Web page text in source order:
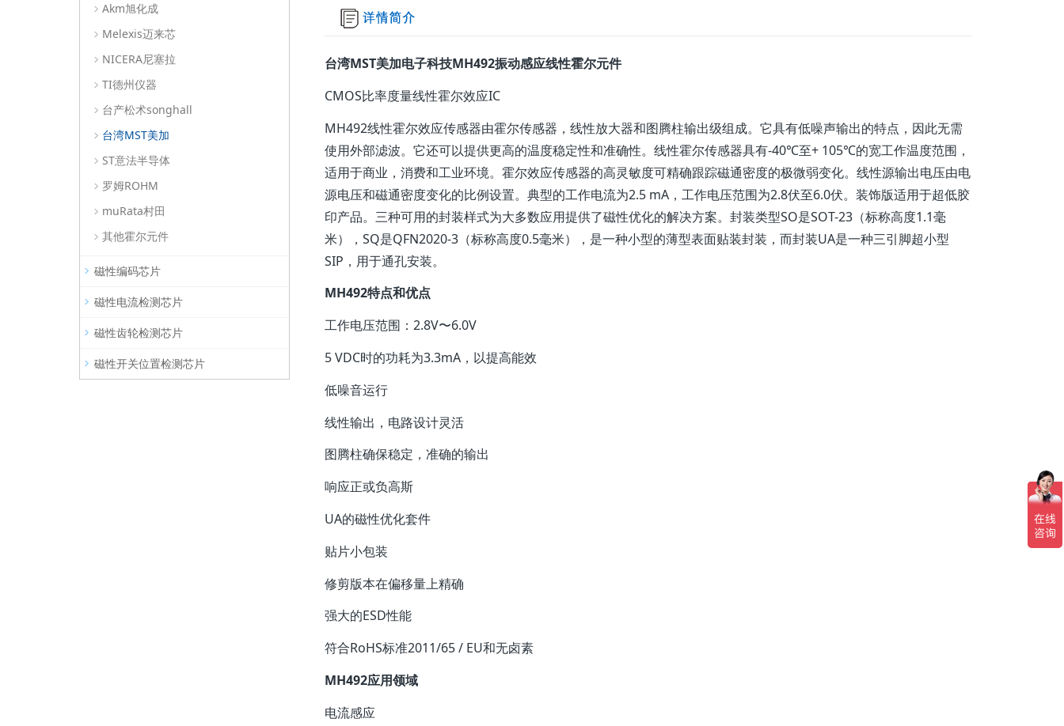
Akm旭化成
Melexis迈来芯
NICERA尼塞拉
TI德州仪器
台产松术songhall
台湾MST美加
ST意法半导体
罗姆ROHM
muRata村田
其他霍尔元件
磁性编码芯片
磁性电流检测芯片
磁性齿轮检测芯片
磁性开关位置检测芯片
台湾MST美加电子科技MH492振动感应线性霍尔元件
CMOS比率度量线性霍尔效应IC
MH492线性霍尔效应传感器由霍尔传感器，线性放大器和图腾柱输出级组成。它具有低噪声输出的特点，因此无需
使用外部滤波。它还可以提供更高的温度稳定性和准确性。线性霍尔传感器具有-40℃至+ 105℃的宽工作温度范围，
适用于商业，消费和工业环境。霍尔效应传感器的高灵敏度可精确跟踪磁通密度的极微弱变化。线性源输出电压由电
源电压和磁通密度变化的比例设置。典型的工作电流为2.5 mA，工作电压范围为2.8伏至6.0伏。装饰版适用于超低胶
印产品。三种可用的封装样式为大多数应用提供了磁性优化的解决方案。封装类型SO是SOT-23（标称高度1.1毫
米），SQ是QFN2020-3（标称高度0.5毫米），是一种小型的薄型表面贴装封装，而封装UA是一种三引脚超小型
SIP，用于通孔安装。
MH492特点和优点
工作电压范围：2.8V〜6.0V
5 VDC时的功耗为3.3mA，以提高能效
低噪音运行
线性输出，电路设计灵活
图腾柱确保稳定，准确的输出
响应正或负高斯
UA的磁性优化套件
贴片小包装
修剪版本在偏移量上精确
强大的ESD性能
符合RoHS标准2011/65 / EU和无卤素
MH492应用领域
电流感应